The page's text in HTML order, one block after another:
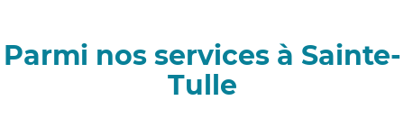
Parmi nos services à Sainte-
Tulle